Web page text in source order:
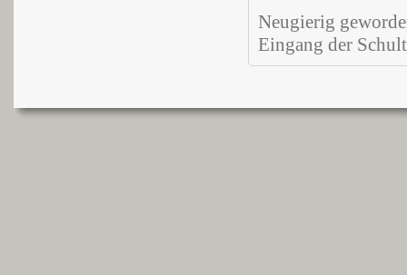
Neugierig
Eingang der